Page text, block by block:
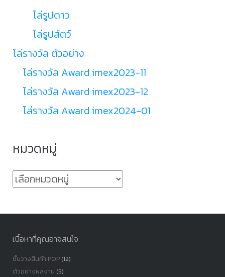
โล่รูปดาว
โล่รูปสัตว์
โล่รางวัล ตัวอย่าง
โล่รางวัล Award imex2023-11
โล่รางวัล Award imex2023-12
โล่รางวัล Award imex2024-01
หมวดหมู่
หมวด
เนื้อหาที่คุณอาจสนใจ
ชั้นวางสินค้า POP(12)
ตัวอย่างผลงาน (5)